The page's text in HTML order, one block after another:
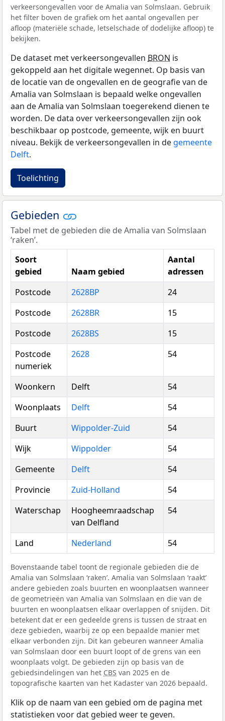
verkeersongevallen voor de Amalia van Solmslaan. Gebruik
het filter boven de grafiek om het aantal ongevallen per
afloop (materiële schade, letselschade of dodelijke afloop) te
bekijken.
De dataset met verkeersongevallen BRON is
gekoppeld aan het digitale wegennet. Op basis van
de locatie van de ongevallen en de geografie van de
Amalia van Solmslaan is bepaald welke ongevallen
aan de Amalia van Solmslaan toegerekend dienen te
worden. De data over verkeersongevallen zijn ook
beschikbaar op postcode, gemeente, wijk en buurt
niveau. Bekijk de verkeersongevallen in de gemeente
Delft.
Toelichting
Gebieden
Tabel met de gebieden die de Amalia van Solmslaan
‘raken’.
Soort
gebied
Naam gebied
Aantal
adressen
Postcode
2628BP
24
Postcode
2628BR
15
Postcode
2628BS
15
Postcode
numeriek
2628 54
Woonkern Delft
54
Woonplaats
Delft
54
Buurt
Wippolder-Zuid
54
Wijk
Wippolder
54
Gemeente
Delft
54
Provincie
Zuid-Holland
54
Waterschap
Hoogheemraadschap
van Delfland
54
Land Nederland 54
Bovenstaande tabel toont de regionale gebieden die de
Amalia van Solmslaan ‘raken’. Amalia van Solmslaan ‘raakt’
andere gebieden zoals buurten en woonplaatsen wanneer
de geometrieën van Amalia van Solmslaan en die van de
buurten en woonplaatsen elkaar overlappen of snijden. Dit
betekent dat er een gedeelde grens is tussen de straat en
deze gebieden, waarbij ze op een bepaalde manier met
elkaar verbonden zijn. Dit kan gebeuren wanneer Amalia
van Solmslaan door een buurt loopt of de grens van een
woonplaats volgt. De gebieden zijn op basis van de
gebiedsindelingen van het CBS van 2025 en de
topografische kaarten van het Kadaster van 2026 bepaald.
Klik op de naam van een gebied om de pagina met
statistieken voor dat gebied weer te geven.